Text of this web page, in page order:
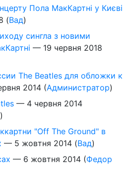
Пола МакКартні у Києві
(Вад)
сингла з новими
— 19 червня 2018
The Beatles для обложки к
2014 (Администратор)
— 4 червня 2014
)
"Off The Ground" в
— 5 жовтня 2014 (Вад)
— 6 жовтня 2014 (Федор